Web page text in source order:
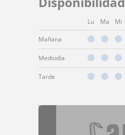
Lu Ma Mi
Mañana
Mediodía
Tarde